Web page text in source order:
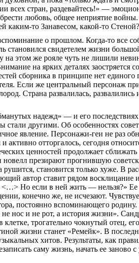
всех стран, раздевайтесь!» —
любовь, общее неприятие
каким-то Занавесом, какой-то
о прошлом. Когда-то все
становился свидетелем жизни
на этом же рояле чуть не лишили
на ярких деталях
сборника в принципе нет единого
Если же центральный персонаж
Страна развалилась,
надежд» — и его последствиях
стали другими. Об особенностях
явление. Персонажи-геи не раз
активно отторгалось, сегодня
ценностей продолжает
презирают прогнившую
рушится, становится только хуже. В
автор ставит рядом восклицание
Но если в ней жить — нельзя?» Ее
конечно же, не исчезают.
постоянно вспоминающего
нос и не рот, а история жизни».
трогательно чокнутый отец,
жизни станет «Ремейк». В
хитов. Результаты, как
саму жизнь, начать ее заново